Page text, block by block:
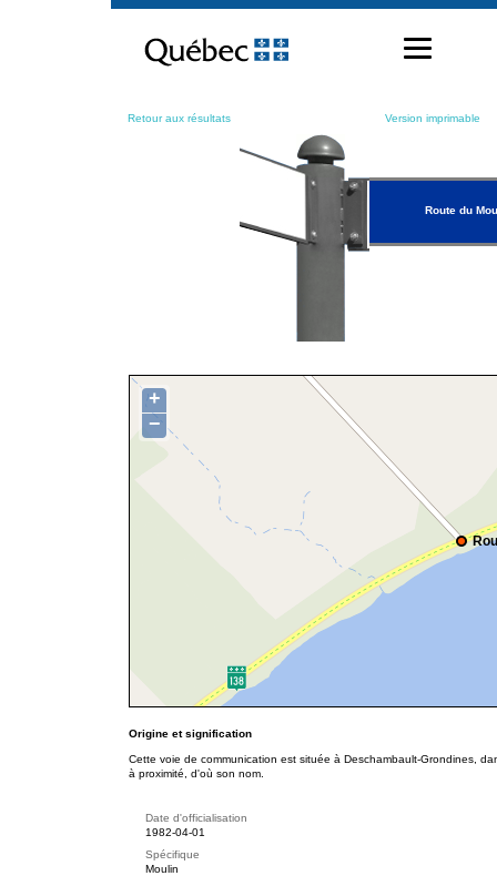
contenu
Retour aux résultats Version imprimable
Route du
+
−
Origine et signification
Cette voie de communication est située à Deschambault-Grondines,
à proximité, d'où son nom.
Date d'officialisation
1982-04-01
Spécifique
Moulin